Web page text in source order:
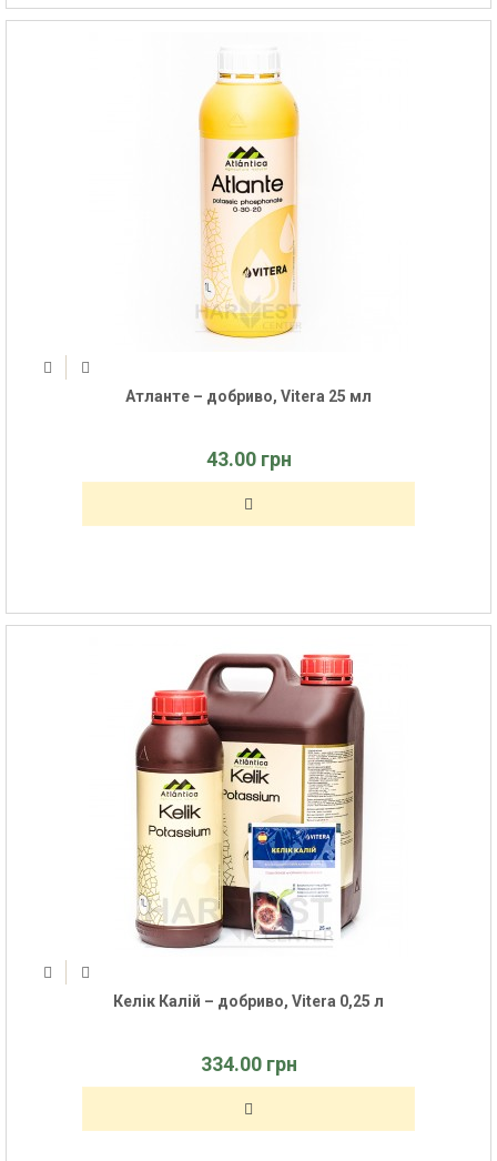
Атланте – добриво, Vitera 25 мл
43.00 грн
Келік Калій – добриво, Vitera 0,25 л
334.00 грн